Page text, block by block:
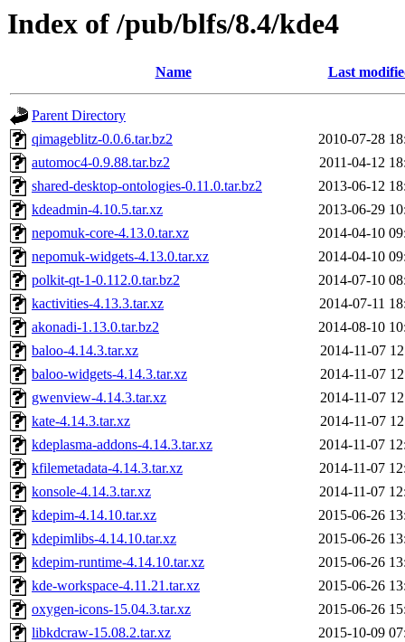
Index of /pub/blfs/8.4/kde4
Name Last
Parent Directory
qimageblitz-0.0.6.tar.bz2
2010-07-28
automoc4-0.9.88.tar.bz2
2011-04-12
shared-desktop-ontologies-0.11.0.tar.bz2
2013-06-12
kdeadmin-4.10.5.tar.xz
2013-06-29
nepomuk-core-4.13.0.tar.xz
2014-04-10
nepomuk-widgets-4.13.0.tar.xz
2014-04-10
polkit-qt-1-0.112.0.tar.bz2
2014-07-10
kactivities-4.13.3.tar.xz
2014-07-11
akonadi-1.13.0.tar.bz2
2014-08-10
baloo-4.14.3.tar.xz
2014-11-07
baloo-widgets-4.14.3.tar.xz
2014-11-07
gwenview-4.14.3.tar.xz
2014-11-07
kate-4.14.3.tar.xz
2014-11-07
kdeplasma-addons-4.14.3.tar.xz
2014-11-07
kfilemetadata-4.14.3.tar.xz
2014-11-07
konsole-4.14.3.tar.xz
2014-11-07
kdepim-4.14.10.tar.xz
2015-06-26
kdepimlibs-4.14.10.tar.xz
2015-06-26
kdepim-runtime-4.14.10.tar.xz
2015-06-26
kde-workspace-4.11.21.tar.xz
2015-06-26
oxygen-icons-15.04.3.tar.xz
2015-06-26
libkdcraw-15.08.2.tar.xz
2015-10-09